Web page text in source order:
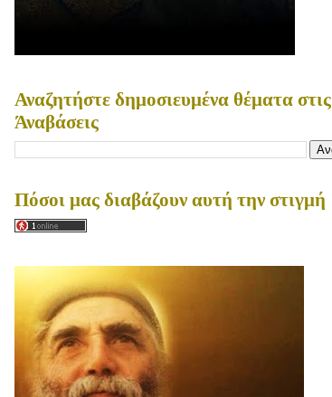
Αναζητήστε δημοσιευμένα θέματα στις
Άναβάσεις
Πόσοι μας διαβάζουν αυτή την στιγμή